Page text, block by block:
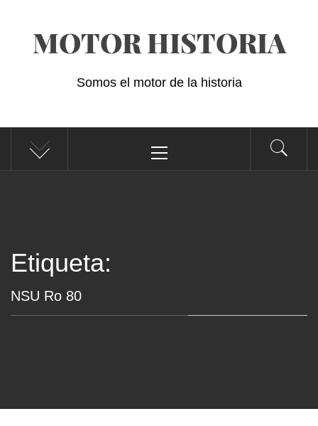
contenidoMOTOR HISTORIA
Somos el motor de la historia
principal
Etiqueta:
NSU Ro 80